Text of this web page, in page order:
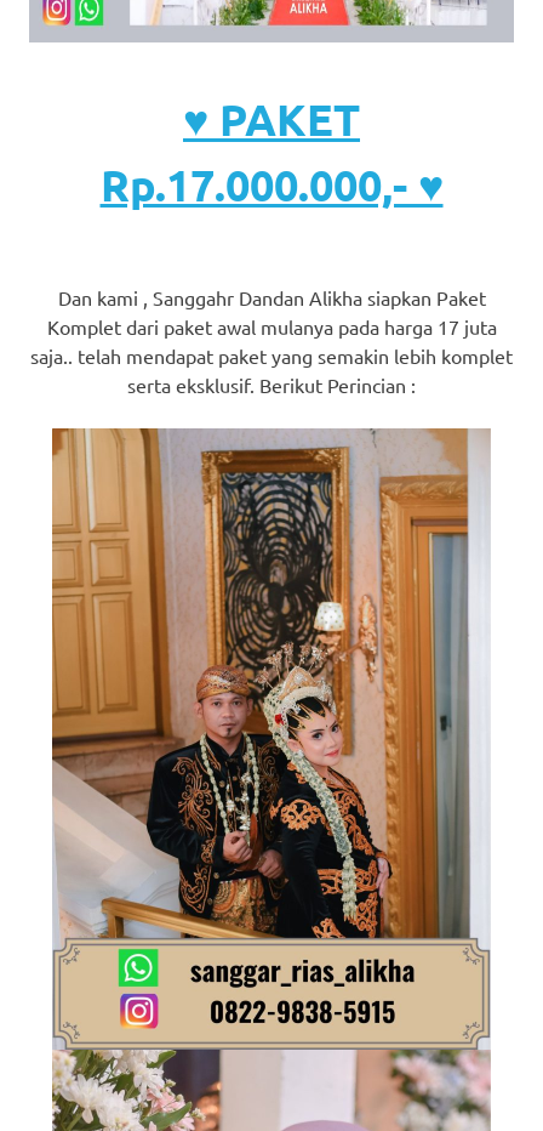
♥ PAKET
Rp.17.000.000,- ♥
Dan kami , Sanggahr Dandan Alikha siapkan Paket
Komplet dari paket awal mulanya pada harga 17 juta
saja.. telah mendapat paket yang semakin lebih komplet
serta eksklusif. Berikut Perincian :